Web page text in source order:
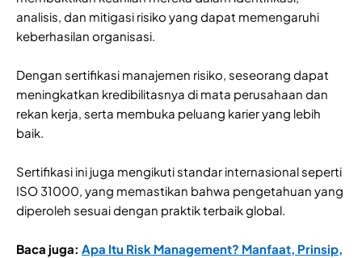
analisis, dan mitigasi risiko yang dapat memengaruhi
keberhasilan organisasi.
Dengan sertifikasi manajemen risiko, seseorang dapat
meningkatkan kredibilitasnya di mata perusahaan dan
rekan kerja, serta membuka peluang karier yang lebih
baik.
Sertifikasi ini juga mengikuti standar internasional seperti
ISO 31000, yang memastikan bahwa pengetahuan yang
diperoleh sesuai dengan praktik terbaik global.
Baca juga: Apa Itu Risk Management? Manfaat, Prinsip,